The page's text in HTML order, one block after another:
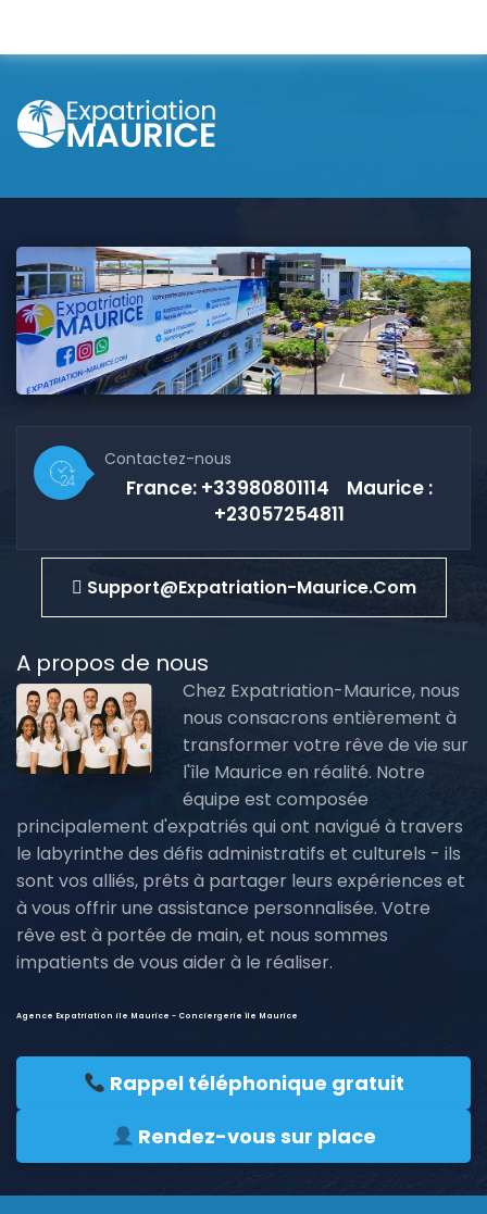
Contactez-nous
France: +33980801114 Maurice :
+23057254811
Support@expatriation-Maurice.com
A propos de nous
Chez Expatriation-Maurice, nous
nous consacrons entièrement à
transformer votre rêve de vie sur
l'île Maurice en réalité. Notre
équipe est composée
principalement d'expatriés qui ont navigué à travers
le labyrinthe des défis administratifs et culturels - ils
sont vos alliés, prêts à partager leurs expériences et
à vous offrir une assistance personnalisée. Votre
rêve est à portée de main, et nous sommes
impatients de vous aider à le réaliser.
Agence Expatriation ile Maurice - Conciergerie île Maurice
Rappel téléphonique gratuit
Rendez-vous sur place